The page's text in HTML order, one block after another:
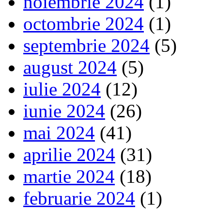
octombrie 2024 (1)
septembrie 2024 (5)
august 2024 (5)
iulie 2024 (12)
iunie 2024 (26)
mai 2024 (41)
aprilie 2024 (31)
martie 2024 (18)
februarie 2024 (1)